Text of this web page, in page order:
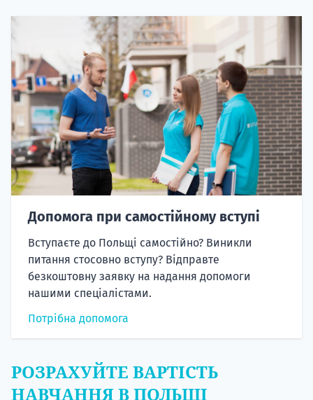
Допомога при самостійному вступі
Вступаєте до Польщі самостійно? Виникли
питання стосовно вступу? Відправте
безкоштовну заявку на надання допомоги
нашими спеціалістами.
Потрібна допомога
РОЗРАХУЙТЕ ВАРТІСТЬ
НАВЧАННЯ В ПОЛЬЩІ